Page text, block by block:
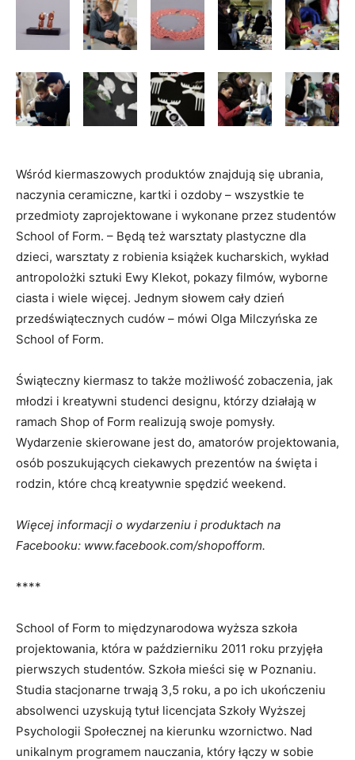
Wśród kiermaszowych produktów znajdują się ubrania,
naczynia ceramiczne, kartki i ozdoby – wszystkie te
przedmioty zaprojektowane i wykonane przez studentów
School of Form. – Będą też warsztaty plastyczne dla
dzieci, warsztaty z robienia książek kucharskich, wykład
antropolożki sztuki Ewy Klekot, pokazy filmów, wyborne
ciasta i wiele więcej. Jednym słowem cały dzień
przedświątecznych cudów – mówi Olga Milczyńska ze
School of Form.
Świąteczny kiermasz to także możliwość zobaczenia, jak
młodzi i kreatywni studenci designu, którzy działają w
ramach Shop of Form realizują swoje pomysły.
Wydarzenie skierowane jest do, amatorów projektowania,
osób poszukujących ciekawych prezentów na święta i
rodzin, które chcą kreatywnie spędzić weekend.
Więcej informacji o wydarzeniu i produktach na
Facebooku: www.facebook.com/shopofform.
****
School of Form to międzynarodowa wyższa szkoła
projektowania, która w październiku 2011 roku przyjęła
pierwszych studentów. Szkoła mieści się w Poznaniu.
Studia stacjonarne trwają 3,5 roku, a po ich ukończeniu
absolwenci uzyskują tytuł licencjata Szkoły Wyższej
Psychologii Społecznej na kierunku wzornictwo. Nad
unikalnym programem nauczania, który łączy w sobie